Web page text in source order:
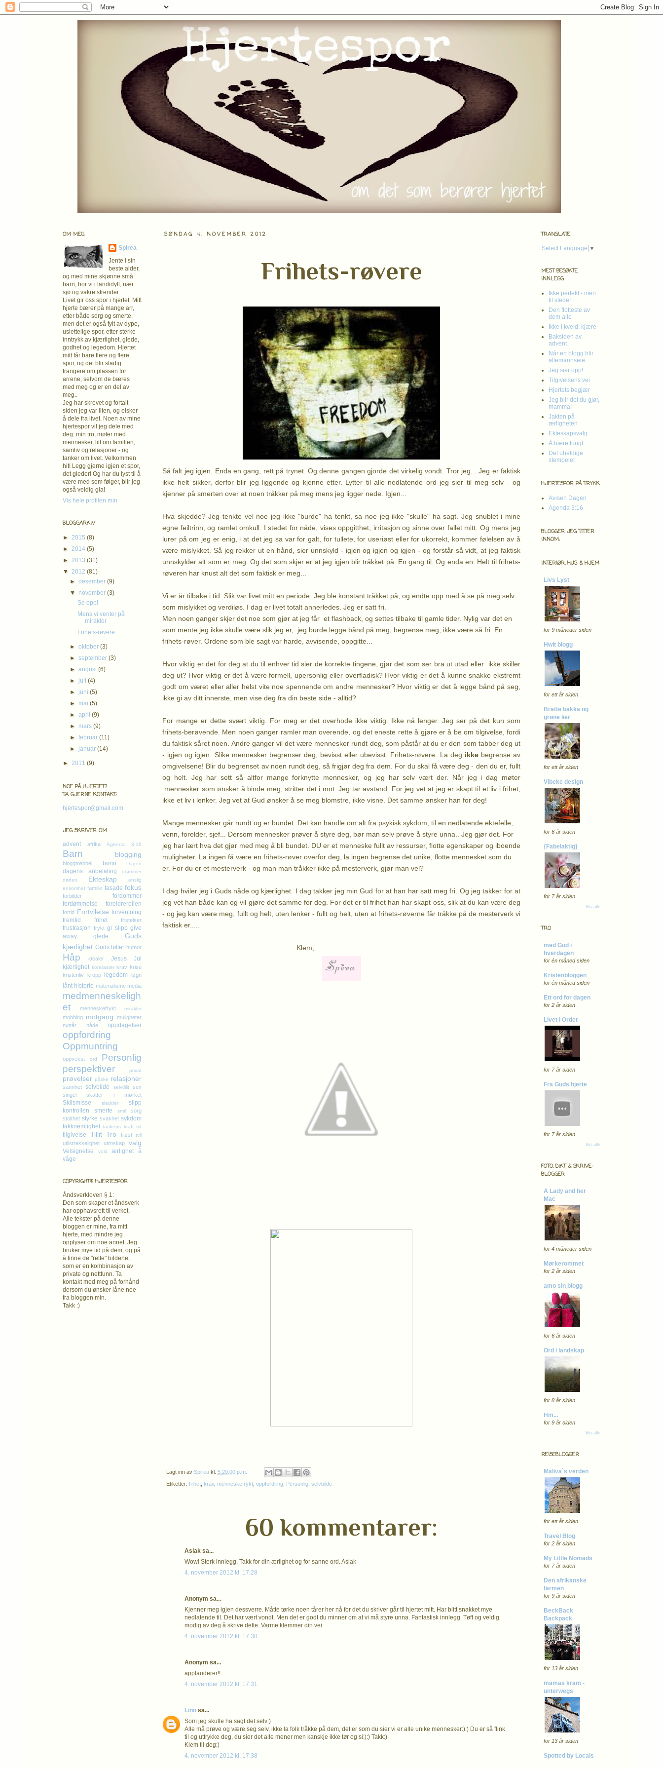
SØNDAG 4. NOVEMBER 2012
Frihets-røvere
Så falt jeg igjen. Enda en gang, rett på trynet. Og denne gangen gjorde det virkelig vondt. Tror jeg....Jeg er faktisk
ikke helt sikker, derfor blir jeg liggende og kjenne etter. Lytter til alle nedlatende ord jeg sier til meg selv - og
kjenner på smerten over at noen tråkker på meg mens jeg ligger nede. Igjen...
Hva skjedde? Jeg tenkte vel noe jeg ikke "burde" ha tenkt, sa noe jeg ikke "skulle" ha sagt. Jeg snublet i mine
egne feiltrinn, og ramlet omkull. I stedet for nåde, vises oppgitthet, irritasjon og sinne over fallet mitt. Og mens jeg
lurer på om jeg er enig, i at det jeg sa var for galt, for tullete, for useriøst eller for ukorrekt, kommer følelsen av å
være mislykket. Så jeg rekker ut en hånd, sier unnskyld - igjen og igjen og igjen - og forstår så vidt, at jeg faktisk
unnskylder alt som er meg. Og det som skjer er at jeg igjen blir tråkket på. En gang til. Og enda en. Helt til frihets-
røveren har knust alt det som faktisk er meg...
Vi er år tilbake i tid. Slik var livet mitt en periode. Jeg ble konstant tråkket på, og endte opp med å se på meg selv
som mislykket og verdiløs. I dag er livet totalt annerledes. Jeg er satt fri.
Men noen ganger skjer det noe som gjør at jeg får et flashback, og settes tilbake til gamle tider. Nylig var det en
som mente jeg ikke skulle være slik jeg er, jeg burde legge bånd på meg, begrense meg, ikke være så fri. En
frihets-røver. Ordene som ble sagt var harde, avvisende, oppgitte...
Hvor viktig er det for deg at du til enhver tid sier de korrekte tingene, gjør det som ser bra ut utad eller ikke skiller
deg ut? Hvor viktig er det å være formell, upersonlig eller overfladisk? Hvor viktig er det å kunne snakke ekstremt
godt om været eller aller helst vite noe spennende om andre mennesker? Hvor viktig er det å legge bånd på seg,
ikke gi av ditt innerste, men vise deg fra din beste side - alltid?
For mange er dette svært viktig. For meg er det overhode ikke viktig. Ikke nå lenger. Jeg ser på det kun som
frihets-berøvende. Men noen ganger ramler man overende, og det eneste rette å gjøre er å be om tilgivelse, fordi
du faktisk såret noen. Andre ganger vil det være mennesker rundt deg, som påstår at du er den som tabber deg ut
- igjen og igjen. Slike mennesker begrenser deg, bevisst eller ubevisst. Frihets-røvere. La deg ikkebegrense av
omgivelsene! Blir du begrenset av noen rundt deg, så frigjør deg fra dem. For du skal få være deg - den du er, fullt
og helt. Jeg har sett så altfor mange forknytte mennesker, og jeg har selv vært der. Når jeg i dag møter
mennesker som ønsker å binde meg, stritter det i mot. Jeg tar avstand. For jeg vet at jeg er skapt til et liv i frihet,
ikke et liv i lenker. Jeg vet at Gud ønsker å se meg blomstre, ikke visne. Det samme ønsker han for deg!
Mange mennesker går rundt og er bundet. Det kan handle om alt fra psykisk sykdom, til en nedlatende ektefelle,
venn, forelder, sjef... Dersom mennesker prøver å styre deg, bør man selv prøve å styre unna.. Jeg gjør det. For
jeg har lært hva det gjør med meg å bli bundet. DU er et menneske fullt av ressurser, flotte egenskaper og iboende
muligheter. La ingen få være en frihets-røver overfor deg, la ingen begrense det unike, flotte mennesket som du
er. For du er et mesterverk - og man man tråkker ikke på mesterverk, gjør man vel?
I dag hviler jeg i Guds nåde og kjærlighet. I dag takker jeg min Gud for at han har satt meg fri. Og jeg takker for at
jeg vet han både kan og vil gjøre det samme for deg. For det er til frihet han har skapt oss, slik at du kan være deg
- og jeg kan være meg, fullt og helt, uten lenker - fullt og helt, uten at frihets-røverne får tråkke på de mesterverk vi
faktisk er.....
Klem,
Lagt inn av Spirea kl. 5:20:00 p.m.
Etiketter: frihet krav, menneskefrykt oppfordring Personlig selvbilde
60 kommentarer:
Aslak sa...
Wow! Sterk innlegg. Takk for din ærlighet og for sanne ord. Aslak
4. november 2012 kl. 17:28
Anonym sa...
Kjenner meg igjen dessverre. Måtte tørke noen tårer her nå for det du skriver går til hjertet mitt. Har blitt snakket mye
nedlatende til. Det har vært vondt. Men det er godt du minner om at vi må styre unna. Fantastisk innlegg. Tøft og veldig
modig av deg å skrive dette. Varme klemmer din vei
4. november 2012 kl. 17:30
Anonym sa...
applauderer!!
4. november 2012 kl. 17:31
Linn sa...
Som jeg skulle ha sagt det selv:)
Alle må prøve og være seg selv, ikke la folk tråkke på dem, det er som du sier vi er alle unike mennesker:):) Du er så flink
til og uttrykke deg, du sier det alle mener men kanskje ikke tør og si:):) Takk:)
Klem til deg:)
4. november 2012 kl. 17:38
OM MEG
Spirea
Jente i sin
beste alder,
og med mine skjønne små
barn, bor vi i landidyll, nær
sjø og vakre strender.
Livet gir oss spor i hjertet. Mitt
hjerte bærer på mange arr,
etter både sorg og smerte,
men det er også fylt av dype,
uslettelige spor, etter sterke
inntrykk av kjærlighet, glede,
godhet og legedom. Hjertet
mitt får bare flere og flere
spor, og det blir stadig
trangere om plassen for
arrene, selvom de bæres
med meg og er en del av
meg..
Jeg har skrevet og fortalt
siden jeg var liten, og elsker
å dele fra livet. Noen av mine
hjertespor vil jeg dele med
deg: min tro, møter med
mennesker, litt om familien,
samliv og relasjoner - og
tanker om livet. Velkommen
hit! Legg gjerne igjen et spor,
det gleder! Og har du lyst til å
være med som følger, blir jeg
også veldig gla!
Vis hele profilen min
BLOGGARKIV
► 2015 (8)
► 2014 (5)
► 2013 (31)
▼ 2012 (81)
►desember(9)
▼ november(3)
Se opp!
Mens vi venter på
mirakler
Frihets-røvere
►oktober(3)
►september(3)
►august(6)
► juli(4)
► juni(5)
► mai(5)
►april(9)
► mars(9)
►februar(11)
► januar(14)
► 2011 (9)
NOE PÅ HJERTET?
TA GJERNE KONTAKT:
hjertespor@gmail.com
JEG SKRIVER OM
advent afrika Agenda 3:16
Barn blogging
bloggtrøbbel bønn Dagen
dagens anbefaling
drømmer
døden
Ekteskap
enslig
ensomhet familie fasade fokus
forbilder
fordommer
fordømmelse
foreldrerollen
fortid Fortvilelse forventning
fremtid
frihet fristelser
frustrasjon frykt gi slipp give
away
glede
Guds
kjærlighet Guds løfter humor
Håp idealer Jesus
Jul
kjærlighet kontraster krav krise
kristenliv kropp legedom løgn
lånt historie materialisme media
medmenneskeligh
et
menneskefrykt mirakler
mobbing motgang
muligheter
nyttår
nåde oppdagelser
oppfordring
Oppmuntring
oppvekst ord
Personlig
perspektiver
privat
prøvelser påske relasjoner
sannhet selvbilde selvtillit
sex
singel
skatter i mørket
Skilsmisse sladder
slipp
kontrollen
smerte smil
sorg
stolthet styrke svakhet sykdom
takknemlighet tankens kraft tid
tilgivelse Tillit Tro trøst tvil
utilstrekkelighet utroskap valg
Velsignelse vold ærlighet
å
våge
COPYRIGHT© HJERTESPOR
Åndsverkloven § 1:
Den som skaper et åndsverk
har opphavsretttil verket.
Alle tekster på denne
bloggen er mine, fra mitt
hjerte, med mindre jeg
opplyser om noe annet. Jeg
bruker mye tid på dem, og på
å finne de "rette" bildene,
som er en kombinasjon av
private og nettfunn. Ta
kontakt med meg på forhånd
dersom du ønsker låne noe
fra bloggen min.
Takk :)
TRANSLATE
Select Language ▼
MEST BESØKTE
INNLEGG
Ikke perfekt - men
til stede!
Den flotteste av
dem alle
Ikke i kveld, kjære
Baksiden av
advent
Når en blogg blir
allemannseie
Jeg sier opp!
Tilgivelsens vei
Hjertets begjær
Jeg blir det du gjør,
mamma!
Jakten på
ærligheten
Ekteskapsvalg
Å bære tungt
Det uheldige
stempelet
HJERTESPOR PÅ TRYKK
Avisen Dagen
Agenda 3:16
BLOGGER JEG TITTER
INNOM:
INTERIØR, HUS & HJEM
Livs Lyst
for 9 måneder siden
Hwit blogg
for ett år siden
Bratte bakka og
grøne lier
for ett år siden
Vibeke design
for 6 år siden
{Fabelaktig}
for 7 år siden
Vis alle
TRO
med Gud i
hverdagen
for én måned siden
Kristenbloggen
for én måned siden
Ett ord for dagen
for 2 år siden
Livet i Ordet
for 7 år siden
Fra Guds hjerte
for 7 år siden
Vis alle
FOTO, DIKT & SKRIVE-
BLOGGER
A Lady and her
Mac
for 4 måneder siden
Mørkerommet
for 2 år siden
amo sin blogg
for 6 år siden
Ord i landskap
for 8 år siden
Hm...
for 9 år siden
Vis alle
REISEBLOGGER
Maliva`s verden
for ett år siden
Travel Blog
for 2 år siden
My Little Nomads
for 7 år siden
Den afrikanske
farmen
for 9 år siden
BeckBack
Backpack
for 13 år siden
mamas kram -
unterwegs
for 13 år siden
Spotted by Locals